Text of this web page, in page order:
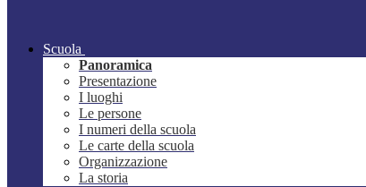
Scuola
Panoramica
Presentazione
I luoghi
Le persone
I numeri della scuola
Le carte della scuola
Organizzazione
La storia